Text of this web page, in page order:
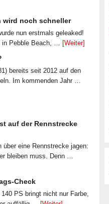
wird noch schneller
nun erstmals geleaked!
in Pebble Beach, … [Weiter]
bereits seit 2012 auf den
Im kommenden Jahr …
auf der Rennstrecke
über eine Rennstrecke jagen:
bleiben muss. Denn …
Check
PS bringt nicht nur Farbe,